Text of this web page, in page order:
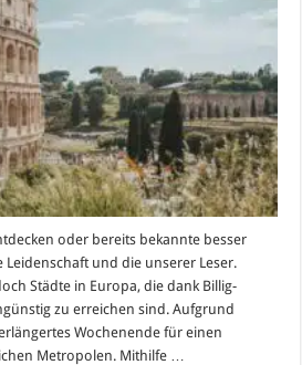
Ergebnisse
der
Umfrage
oder bereits bekannte besser
und die unserer Leser.
Städte in Europa, die dank Billig-
zu erreichen sind. Aufgrund
Wochenende für einen
Metropolen. Mithilfe …